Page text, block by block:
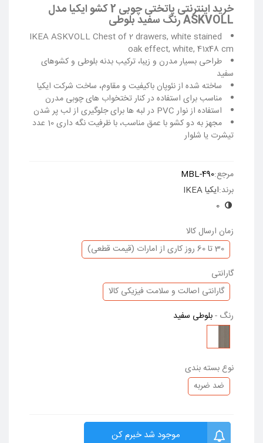
خرید اینترنتی پاتختی چوبی 2 کشو ایکیا مدل
ASKVOLL رنگ سفید بلوطی
IKEA ASKVOLL Chest of 2 drawers, white stained
oak effect, white, 41x48 cm
طراحی بسیار مدرن و زیبا، ترکیب بدنه بلوطی و کشوهای
سفید
ساخته شده از نئوپان باکیفیت و مقاوم، ساخت شرکت ایکیا
مناسب برای استفاده در کنار تختخواب های چوبی مدرن
استفاده از نوار PVC در لبه ها برای جلوگیری از لب پر شدن
مجهز به دو کشو با عمق مناسب، با ظرفیت نگه داری 10 عدد
تیشرت یا شلوار
مرجع:MBL-490
برند:ایکیا IKEA
0
زمان ارسال کالا
30 تا 60 روز کاری از امارات (قیمت قطعی)
گارانتی
گارانتی اصالت و سلامت فیزیکی کالا
رنگ -بلوطی سفید
نوع بسته بندی
ضد ضربه
موجود شد خبرم کن